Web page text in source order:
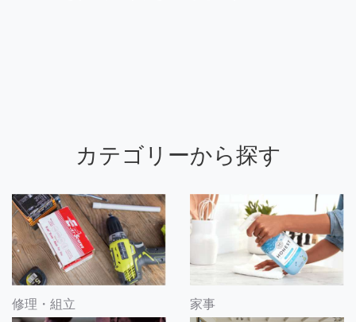
カテゴリーから探す
修理・組立 家事